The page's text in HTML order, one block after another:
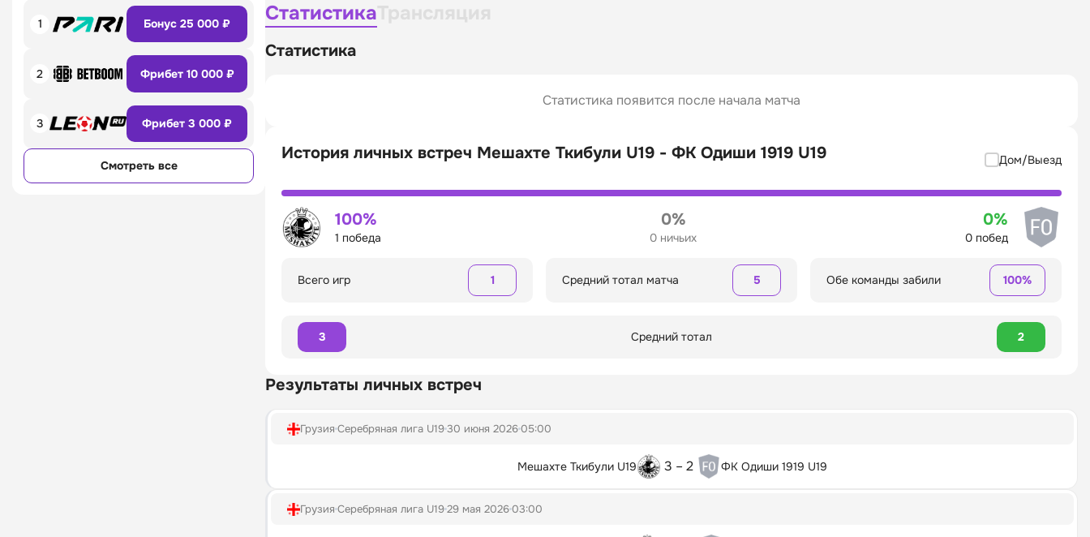
1 Бонус 25 000 ₽
2 Фрибет 10 000 ₽
3 Фрибет 3 000 ₽
Смотреть все
Статистика
Статистика
Статистика появится после начала матча
История личных встреч Мешахте Ткибули U19 - ФК Одиши 1919 U19 Дом/Выезд
100%
1 победа
0%
0 ничьих
0%
0 побед
Всего игр 1 Средний тотал матча 5 Обе команды забили 100%
3 Средний тотал 2
Результаты личных встреч
Грузия Серебряная лига U1930 июня 202605:00
Мешахте Ткибули U19 3 – 2 ФК Одиши 1919 U19
Грузия Серебряная лига U1929 мая 202603:00